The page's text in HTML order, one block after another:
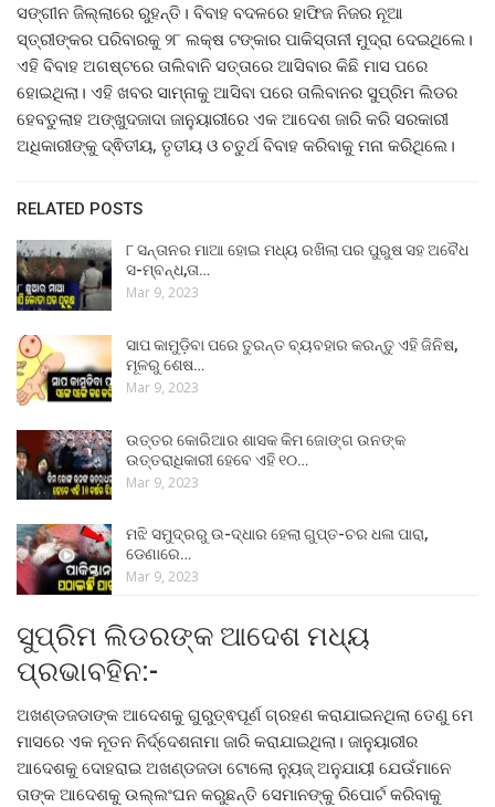
ସଙ୍ଗୀନ ଜିଲ୍ଲାରେ ରୁହନ୍ତି। ବିବାହ ବଦଳରେ ହାଫିଜ ନିଜର ନୂଆ
ସ୍ତ୍ରୀଙ୍କର ପରିବାରକୁ ୨୮ ଲକ୍ଷ ଟଙ୍କାର ପାକିସ୍ତାନୀ ମୁଦ୍ରା ଦେଇଥିଲେ।
ଏହି ବିବାହ ଅଗଷ୍ଟରେ ତାଲିବାନି ସତ୍ତାରେ ଆସିବାର କିଛି ମାସ ପରେ
ହୋଇଥିଲା। ଏହି ଖବର ସାମ୍ନାକୁ ଆସିବା ପରେ ତାଲିବାନର ସୁପ୍ରିମ ଲିଡର
ହେବତୁଲାହ ଅଙ୍ଖୁଦଜାଦା ଜାନୁୟାରୀରେ ଏକ ଆଦେଶ ଜାରି କରି ସରକାରୀ
ଅଧିକାରୀଙ୍କୁ ଦ୍ଵିତୀୟ, ତୃତୀୟ ଓ ଚତୁର୍ଥ ବିବାହ କରିବାକୁ ମନା କରିଥିଲେ।
RELATED POSTS
୮ ସନ୍ତାନର ମାଆ ହୋଇ ମଧ୍ୟ ରଖିଲା ପର ପୁରୁଷ ସହ ଅବୈଧ
ସ-ମ୍ବନ୍ଧ,ତା…
Mar 9, 2023
ସାପ କାମୁଡ଼ିବା ପରେ ତୁରନ୍ତ ବ୍ୟବହାର କରନ୍ତୁ ଏହି ଜିନିଷ,
ମୂଳରୁ ଶେଷ…
Mar 9, 2023
ଉତ୍ତର କୋରିଆର ଶାସକ କିମ ଜୋଙ୍ଗ ଉନଙ୍କ
ଉତ୍ତରାଧିକାରୀ ହେବେ ଏହି ୧୦…
Mar 9, 2023
ମଝି ସମୁଦ୍ରରୁ ଉ-ଦ୍ଧାର ହେଲା ଗୁପ୍ତ-ଚର ଧଳା ପାରା,
ଡେଣାରେ…
Mar 9, 2023
ସୁପ୍ରିମ ଲିଡରଙ୍କ ଆଦେଶ ମଧ୍ୟ
ପ୍ରଭାବହିନ:-
ଅଖଣ୍ଡଜଡାଙ୍କ ଆଦେଶକୁ ଗୁରୁତ୍ଵପୂର୍ଣ ଗ୍ରହଣ କରାଯାଇନଥିଲା ତେଣୁ ମେ
ମାସରେ ଏକ ନୂତନ ନିର୍ଦ୍ଦେଶନାମା ଜାରି କରାଯାଇଥିଲା। ଜାନୁୟାରୀର
ଆଦେଶକୁ ଦୋହରାଇ ଅଖଣ୍ଡଜଡା ଟୋଲୋ ନ୍ୟୁଜ୍ ଅନୁଯାୟୀ ଯେଉଁମାନେ
ତାଙ୍କ ଆଦେଶକୁ ଉଲ୍ଲଂଘନ କରୁଛନ୍ତି ସେମାନଙ୍କୁ ରିପୋର୍ଟ କରିବାକୁ